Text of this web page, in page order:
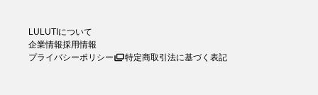
LULUTIについて
企業情報採用情報
プライバシーポリシー
特定商取引法に基づく表記